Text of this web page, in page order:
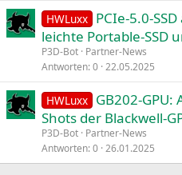
HWLuxx PCIe-5.0-
leichte Portable-SSD
P3D-Bot Partner-News
Antworten 0 22.05.2025
HWLuxx GB202-GPU:
Shots der Blackwell-
P3D-Bot Partner-News
Antworten 0 26.01.2025